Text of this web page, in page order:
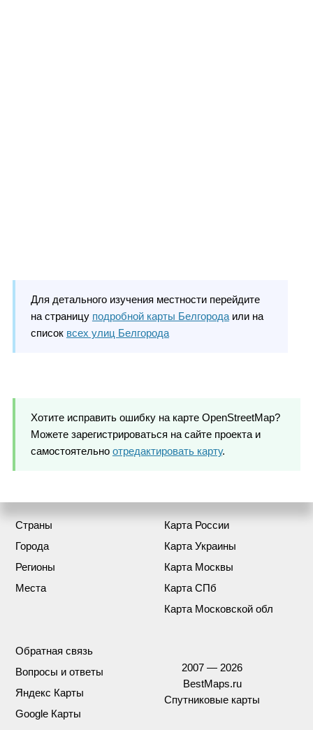
Для детального изучения местности перейдите
на страницу подробной карты Белгородаили на
список всех улиц Белгорода
Хотите исправить ошибку на карте OpenStreetMap?
Можете зарегистрироваться на сайте проекта и
самостоятельно отредактировать карту.
Страны
Города
Регионы
Места
Карта России
Карта Украины
Карта Москвы
Карта СПб
Карта Московской обл
Обратная связь
Вопросы и ответы
Яндекс Карты
Google Карты
2007 — 2026
BestMaps.ru
Спутниковые карты